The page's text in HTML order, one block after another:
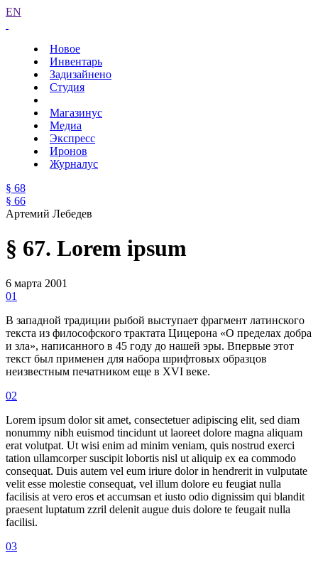
EN
Новое
Инвентарь
Задизайнено
Студия
Магазинус
Медиа
Экспресс
Иронов
Журналус
§ 68
§ 66
Артемий Лебедев
§ 67. Lorem ipsum
6 марта 2001
01
В западной традиции рыбой выступает фрагмент латинского
текста из философского трактата Цицерона «О пределах добра
и зла», написанного в 45 году до нашей эры. Впервые этот
текст был применен для набора шрифтовых образцов
неизвестным печатником еще в XVI веке.
02
Lorem ipsum dolor sit amet, consectetuer adipiscing elit, sed diam
nonummy nibh euismod tincidunt ut laoreet dolore magna aliquam
erat volutpat. Ut wisi enim ad minim veniam, quis nostrud exerci
tation ullamcorper suscipit lobortis nisl ut aliquip ex ea commodo
consequat. Duis autem vel eum iriure dolor in hendrerit in vulputate
velit esse molestie consequat, vel illum dolore eu feugiat nulla
facilisis at vero eros et accumsan et iusto odio dignissim qui blandit
praesent luptatum zzril delenit augue duis dolore te feugait nulla
facilisi.
03